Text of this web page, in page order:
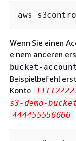
aws
Wenn Sie einen
einem anderen
bucket-
Beispielbefehl
Konto
s3-demo-
444455556666